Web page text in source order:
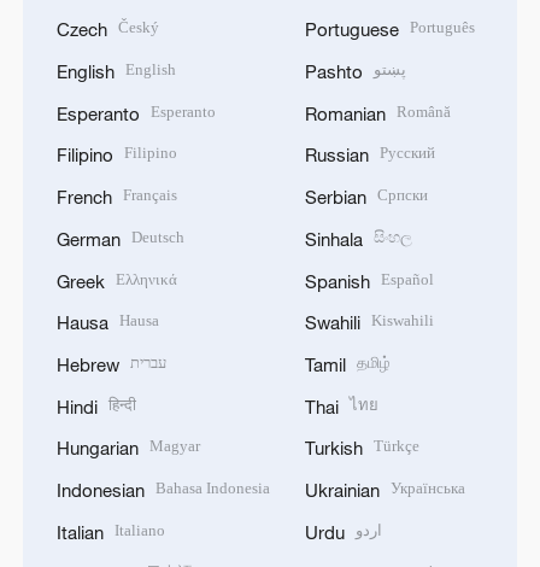
Czech Český
English English
Esperanto Esperanto
Filipino Filipino
French Français
German Deutsch
Greek Ελληνικά
Hausa Hausa
Hebrew עברית
Hindi हिन्दी
Hungarian Magyar
Indonesian Bahasa Indonesia
Italian Italiano
Portuguese Português
Pashto پښتو
Romanian Română
Russian Русский
Serbian Српски
Sinhala සිංහල
Spanish Español
Swahili Kiswahili
Tamil தமிழ்
Thai ไทย
Turkish Türkçe
Ukrainian Українська
Urdu اردو